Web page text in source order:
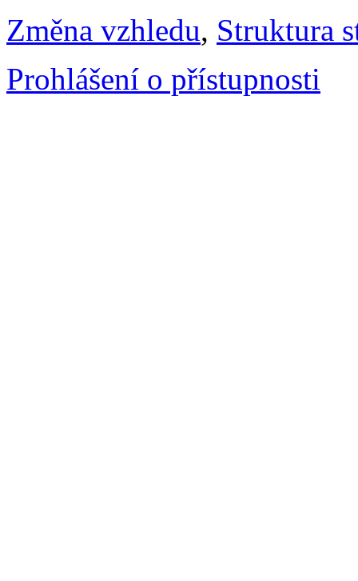
Změna vzhledu, Struktura
Prohlášení o přístupnosti